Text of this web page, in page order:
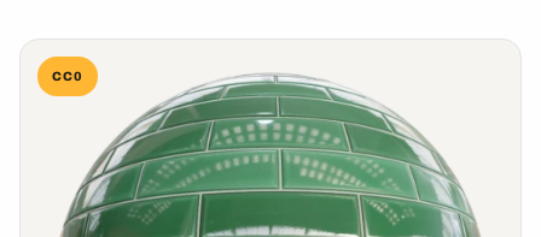
CC0